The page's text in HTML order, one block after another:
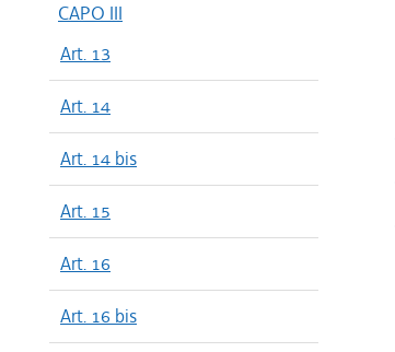
CAPO III
Art. 13
Art. 14
Art. 14 bis
Art. 15
Art. 16
Art. 16 bis